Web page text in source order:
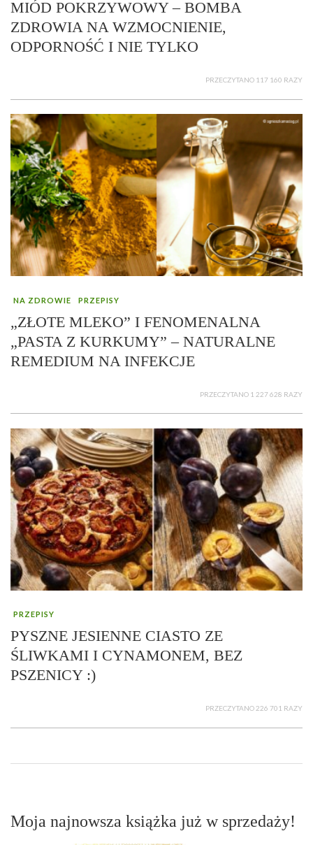
MIÓD POKRZYWOWY – BOMBA
ZDROWIA NA WZMOCNIENIE,
ODPORNOŚĆ I NIE TYLKO
PRZECZYTANO 117 160 RAZY
NA ZDROWIE PRZEPISY
„ZŁOTE MLEKO” I FENOMENALNA
„PASTA Z KURKUMY” – NATURALNE
REMEDIUM NA INFEKCJE
PRZECZYTANO 1 227 628 RAZY
PRZEPISY
PYSZNE JESIENNE CIASTO ZE
ŚLIWKAMI I CYNAMONEM, BEZ
PSZENICY :)
PRZECZYTANO 226 701 RAZY
Moja najnowsza książka już w sprzedaży!